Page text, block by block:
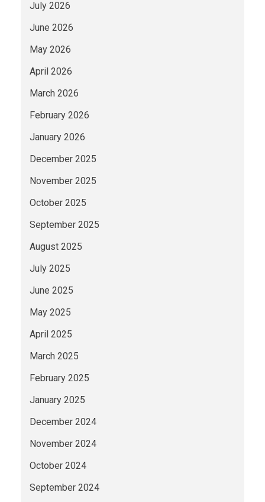
July 2026
June 2026
May 2026
April 2026
March 2026
February 2026
January 2026
December 2025
November 2025
October 2025
September 2025
August 2025
July 2025
June 2025
May 2025
April 2025
March 2025
February 2025
January 2025
December 2024
November 2024
October 2024
September 2024